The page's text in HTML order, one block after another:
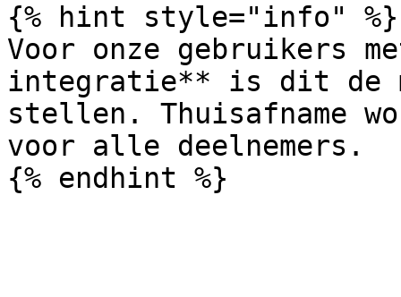
{% hint style="info" %}
Voor onze gebruikers
integratie** is dit de
stellen. Thuisafname
voor alle deelnemers.